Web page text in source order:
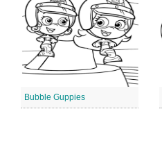
Bubble Guppies